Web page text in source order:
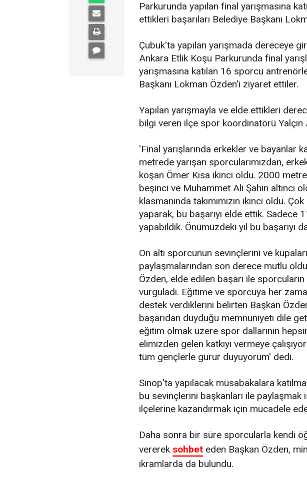
Parkurunda yapılan final yarışmasına
ettikleri başarıları Belediye Başkanı
Çubuk'ta yapılan yarışmada dereceye
Ankara Etlik Koşu Parkurunda final
yarışmasına katılan 16 sporcu
Başkanı Lokman Özden'i ziyaret ettiler.
Yapılan yarışmayla ve elde ettikleri
bilgi veren ilçe spor koordinatörü Yalçın
'Final yarışlarında erkekler ve bayanlar
metrede yarışan sporcularımızdan,
koşan Ömer Kısa ikinci oldu. 2000
beşinci ve Muhammet Ali Şahin altıncı
klasmanında takımımızın ikinci oldu.
yaparak, bu başarıyı elde ettik. Sadece
yapabildik. Önümüzdeki yıl bu başarıyı
On altı sporcunun sevinçlerini ve
paylaşmalarından son derece mutlu
Özden, elde edilen başarı ile
vurguladı. Eğitime ve sporcuya her
destek verdiklerini belirten Başkan
başarıdan duyduğu memnuniyeti dile
eğitim olmak üzere spor dallarının
elimizden gelen katkıyı vermeye
tüm gençlerle gurur duyuyorum' dedi.
Sinop'ta yapılacak müsabakalara
bu sevinçlerini başkanları ile paylaşmak
ilçelerine kazandırmak için mücadele
Daha sonra bir süre sporcularla kendi
vererek sohbet eden Başkan Özden,
ikramlarda da bulundu.